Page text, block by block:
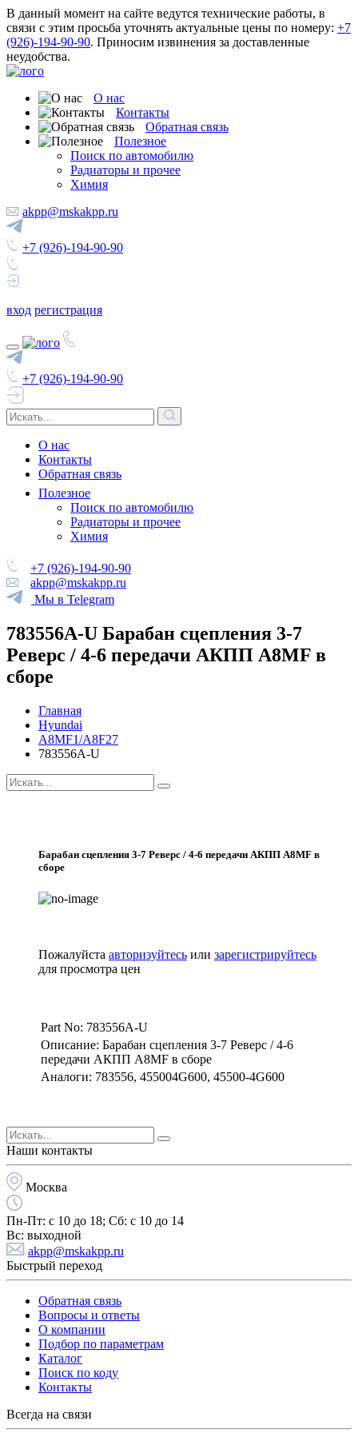
В данный момент на сайте ведутся технические работы, в
связи с этим просьба уточнять актуальные цены по номеру: +7
(926)-194-90-90. Приносим извинения за доставленные
неудобства.
О нас
Контакты
Обратная связь
Полезное
Поиск по автомобилю
Радиаторы и прочее
Химия
akpp@mskakpp.ru
+7 (926)-194-90-90
вход регистрация
+7 (926)-194-90-90
О нас
Контакты
Обратная связь
Полезное
Поиск по автомобилю
Радиаторы и прочее
Химия
+7 (926)-194-90-90
akpp@mskakpp.ru
Мы в Telegram
783556A-U Барабан сцепления 3-7
Реверс / 4-6 передачи АКПП A8MF в
сборе
Главная
Hyundai
A8MF1/A8F27
783556A-U
Барабан сцепления 3-7 Реверс / 4-6 передачи АКПП A8MF в
сборе
Пожалуйста авторизуйтесь или зарегистрируйтесь
для просмотра цен
Part No: 783556A-U
Описание: Барабан сцепления 3-7 Реверс / 4-6
передачи АКПП A8MF в сборе
Аналоги: 783556, 455004G600, 45500-4G600
Наши контакты
Москва
Пн-Пт: с 10 до 18; Cб: с 10 до 14
Вс: выходной
akpp@mskakpp.ru
Быстрый переход
Обратная связь
Вопросы и ответы
О компании
Подбор по параметрам
Каталог
Поиск по коду
Контакты
Всегда на связи